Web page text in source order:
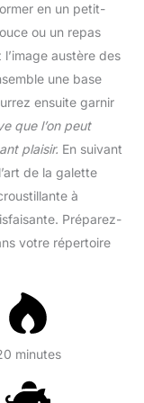
en un petit-
ou un repas
austère des
une base
ensuite garnir
que l’on peut
plaisir. En suivant
de la galette
à
Préparez-
votre répertoire
minutes